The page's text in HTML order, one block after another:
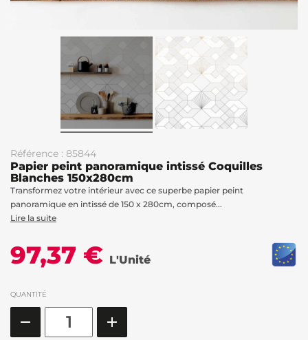
Référence : 85844
Papier peint panoramique intissé Coquilles
Blanches 150x280cm
Transformez votre intérieur avec ce superbe papier peint
panoramique en intissé de 150 x 280cm, composé...
Lire la suite
97,37 € L'Unité
QUANTITÉ